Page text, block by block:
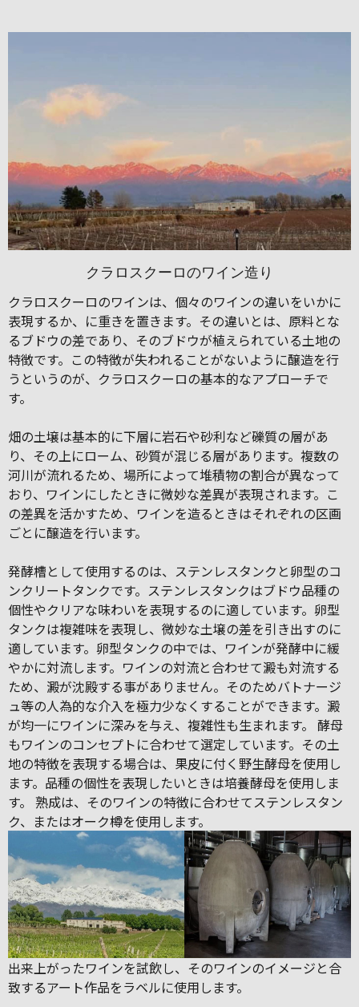
クラロスクーロのワイン造り
クラロスクーロのワインは、個々のワインの違いをいかに
表現するか、に重きを置きます。その違いとは、原料とな
るブドウの差であり、そのブドウが植えられている土地の
特徴です。この特徴が失われることがないように醸造を行
うというのが、クラロスクーロの基本的なアプローチで
す。
畑の土壌は基本的に下層に岩石や砂利など礫質の層があ
り、その上にローム、砂質が混じる層があります。複数の
河川が流れるため、場所によって堆積物の割合が異なって
おり、ワインにしたときに微妙な差異が表現されます。こ
の差異を活かすため、ワインを造るときはそれぞれの区画
ごとに醸造を行います。
発酵槽として使用するのは、ステンレスタンクと卵型のコ
ンクリートタンクです。ステンレスタンクはブドウ品種の
個性やクリアな味わいを表現するのに適しています。卵型
タンクは複雑味を表現し、微妙な土壌の差を引き出すのに
適しています。卵型タンクの中では、ワインが発酵中に緩
やかに対流します。ワインの対流と合わせて澱も対流する
ため、澱が沈殿する事がありません。そのためバトナージ
ュ等の人為的な介入を極力少なくすることができます。澱
が均一にワインに深みを与え、複雑性も生まれます。 酵母
もワインのコンセプトに合わせて選定しています。その土
地の特徴を表現する場合は、果皮に付く野生酵母を使用し
ます。品種の個性を表現したいときは培養酵母を使用しま
す。 熟成は、そのワインの特徴に合わせてステンレスタン
ク、またはオーク樽を使用します。
出来上がったワインを試飲し、そのワインのイメージと合
致するアート作品をラベルに使用します。